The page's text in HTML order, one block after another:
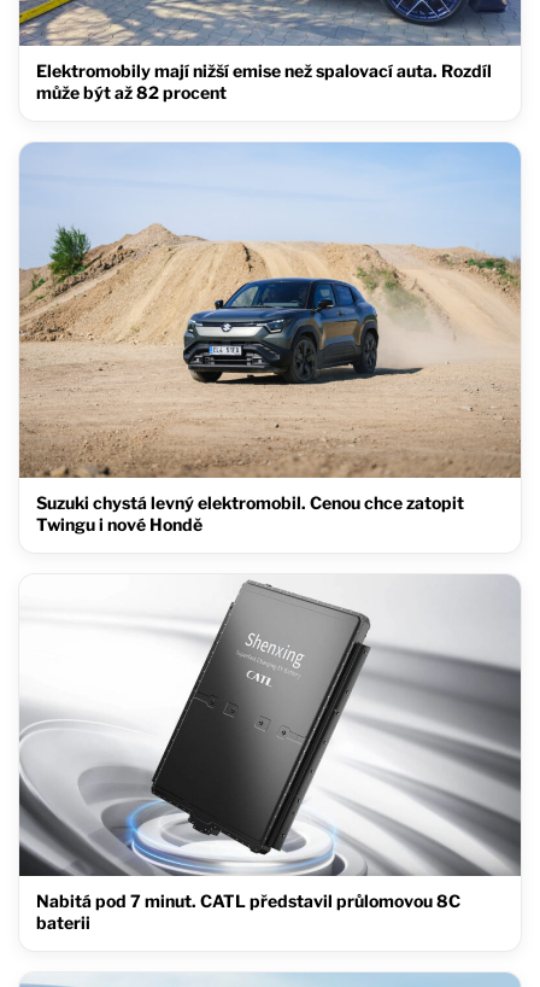
Elektromobily mají nižší emise než spalovací auta. Rozdíl
může být až 82 procent
Suzuki chystá levný elektromobil. Cenou chce zatopit
Twingu i nové Hondě
Nabitá pod 7 minut. CATL představil průlomovou 8C
baterii